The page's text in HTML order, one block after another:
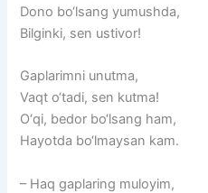
Dono bo‘lsang yumushda,
Bilginki, sen ustivor!
Gaplarimni unutma,
Vaqt o‘tadi, sen kutma!
O‘qi, bedor bo‘lsang ham,
Hayotda bo‘lmaysan kam.
– Haq gaplaring muloyim,